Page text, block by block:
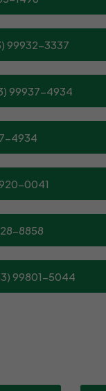
99932-3337
99937-4934
4934
0041
8858
99801-5044